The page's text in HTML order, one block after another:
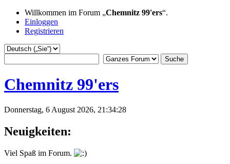
Willkommen im Forum „Chemnitz 99'ers“.
Einloggen
Registrieren
Chemnitz 99'ers
Donnerstag, 6 August 2026, 21:34:28
Neuigkeiten:
Viel Spaß im Forum.